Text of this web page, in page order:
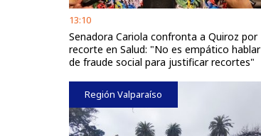
13:10
Senadora Cariola confronta a Quiroz por
recorte en Salud: "No es empático hablar
de fraude social para justificar recortes"
Región Valparaíso